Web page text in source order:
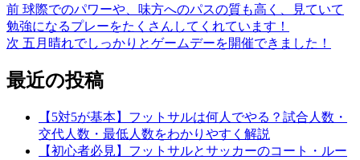
ー
投
稿
ビ
前 前
の
投
球際でのパワーや、味方へのパスの質も高く、見ていて
勉強になるプレーをたくさんしてくれています！
次 次
投
稿:
五月晴れでしっかりとゲームデーを開催できました！
最近の投稿
【5対5が基本】フットサルは何人でやる？試合人数・
交代人数・最低人数をわかりやすく解説
【初心者必見】フットサルとサッカーのコート・ルー